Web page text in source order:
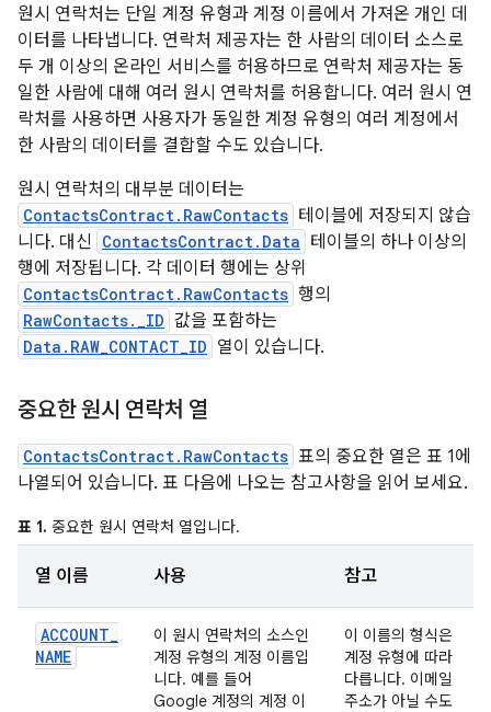
원시 연락처는 단일 계정 유형과 계정 이름에서 가져온 개인 데
이터를 나타냅니다. 연락처 제공자는 한 사람의 데이터 소스로
두 개 이상의 온라인 서비스를 허용하므로 연락처 제공자는 동
일한 사람에 대해 여러 원시 연락처를 허용합니다. 여러 원시 연
락처를 사용하면 사용자가 동일한 계정 유형의 여러 계정에서
한 사람의 데이터를 결합할 수도 있습니다.
원시 연락처의 대부분 데이터는
ContactsContract.RawContacts 테이블에 저장되지 않습
니다. 대신 ContactsContract.Data 테이블의 하나 이상의
행에 저장됩니다. 각 데이터 행에는 상위
ContactsContract.RawContacts 행의
RawContacts._ID 값을 포함하는
Data.RAW_CONTACT_ID 열이 있습니다.
중요한 원시 연락처 열
ContactsContract.RawContacts 표의 중요한 열은 표 1에
나열되어 있습니다. 표 다음에 나오는 참고사항을 읽어 보세요.
표 1. 중요한 원시 연락처 열입니다.
열 이름 사용 참고
ACCOUNT_
NAME
이 원시 연락처의 소스인
계정 유형의 계정 이름입
니다. 예를 들어
Google 계정의 계정 이
이 이름의 형식은
계정 유형에 따라
다릅니다. 이메일
주소가 아닐 수도